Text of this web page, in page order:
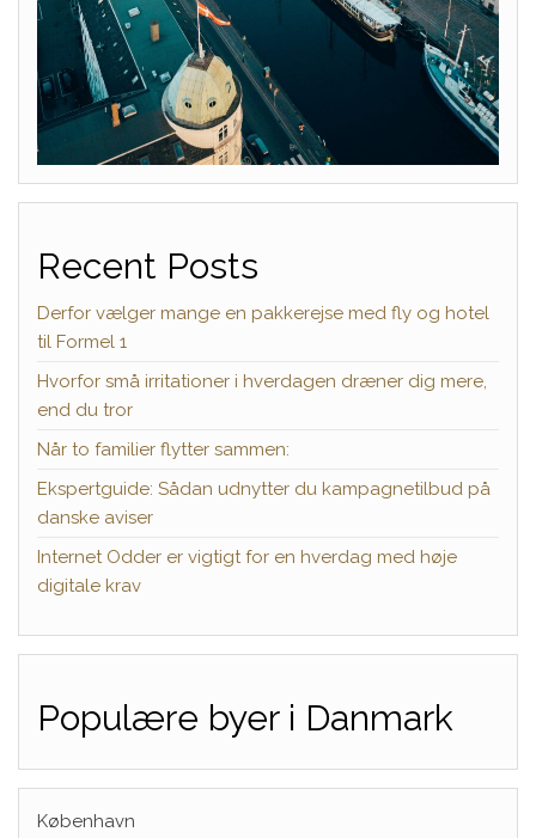
Recent Posts
Derfor vælger mange en pakkerejse med fly og hotel
til Formel 1
Hvorfor små irritationer i hverdagen dræner dig mere,
end du tror
Når to familier flytter sammen:
Ekspertguide: Sådan udnytter du kampagnetilbud på
danske aviser
Internet Odder er vigtigt for en hverdag med høje
digitale krav
Populære byer i Danmark
København